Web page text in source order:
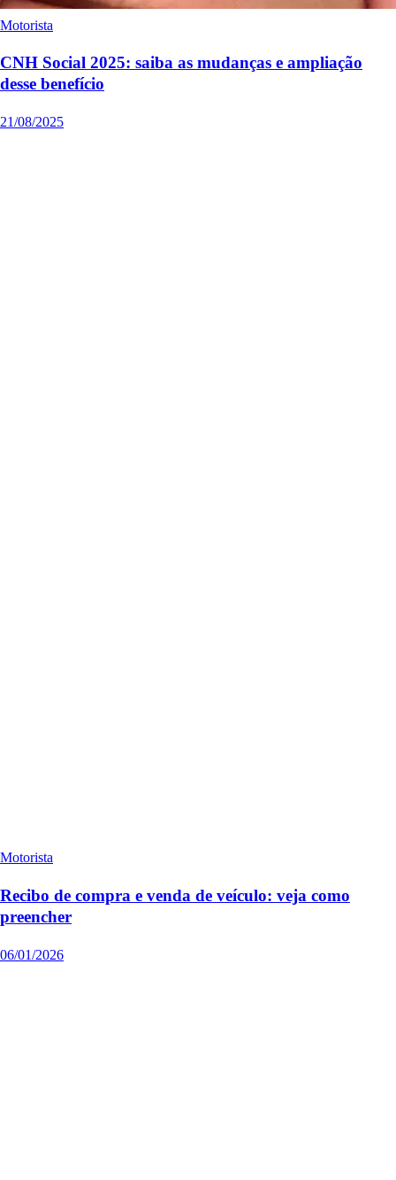
Motorista
CNH Social 2025: saiba as mudanças e ampliação
desse benefício
21/08/2025
Motorista
Recibo de compra e venda de veículo: veja como
preencher
06/01/2026